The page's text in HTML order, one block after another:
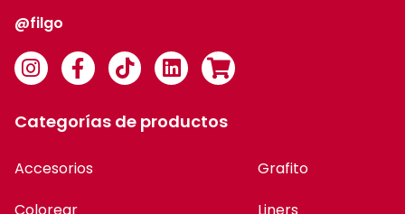
@filgo
Categorías de productos
Accesorios
Grafito